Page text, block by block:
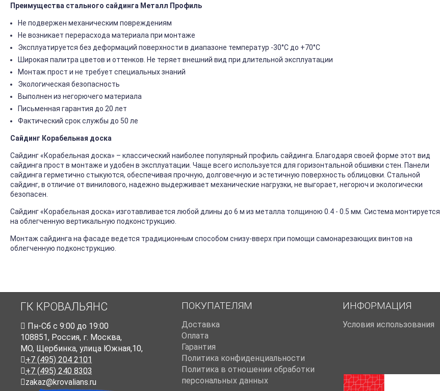
Преимущества стального сайдинга Металл Профиль
Не подвержен механическим повреждениям
Не возникает перерасхода материала при монтаже
Эксплуатируется без деформаций поверхности в диапазоне температур -30°C до +70°C
Широкая палитра цветов и оттенков. Не теряет внешний вид при длительной эксплуатации
Монтаж прост и не требует специальных знаний
Экологическая безопасность
Выполнен из негорючего материала
Письменная гарантия до 20 лет
Фактический срок службы до 50 ле
Сайдинг Корабельная доска
Сайдинг «Корабельная доска» – классический наиболее популярный профиль сайдинга. Благодаря своей форме этот вид
сайдинга прост в монтаже и удобен в эксплуатации. Чаще всего используется для горизонтальной обшивки стен. Панели
сайдинга герметично стыкуются, обеспечивая прочную, долговечную и эстетичную поверхность облицовки. Стальной
сайдинг, в отличие от винилового, надежно выдерживает механические нагрузки, не выгорает, негорюч и экологически
безопасен.
Сайдинг «Корабельная доска» изготавливается любой длины до 6 м из металла толщиною 0.4 - 0.5 мм. Система монтируется
на облегченную вертикальную подконструкцию.
Монтаж сайдинга на фасаде ведется традиционным способом снизу-вверх при помощи самонарезающих винтов на
облегченную подконструкцию.
ГК КРОВАЛЬЯНС
Пн-Cб с 9:00 до 19:00
108851, Россия, г. Москва,
МО, Щербинка, улица Южная,10,
+7 (495) 204 2101
+7 (495) 240 8303
zakaz@krovalians.ru
ПОКУПАТЕЛЯМ
Доставка
Оплата
Гарантия
Политика конфиденциальности
Политика в отношении обработки
персональных данных
ИНФОРМАЦИЯ
Условия использования